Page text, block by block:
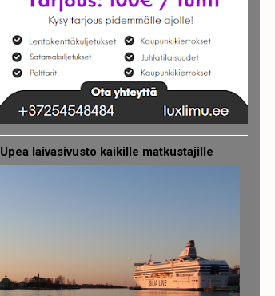
Upea laivasivusto kaikille matkustajille